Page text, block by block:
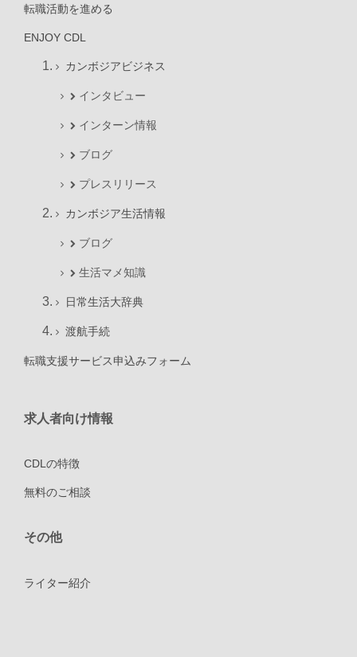
転職活動を進める
ENJOY CDL
カンボジアビジネス
インタビュー
インターン情報
ブログ
プレスリリース
カンボジア生活情報
ブログ
生活マメ知識
日常生活大辞典
渡航手続
転職支援サービス申込みフォーム
求人者向け情報
CDLの特徴
無料のご相談
その他
ライター紹介